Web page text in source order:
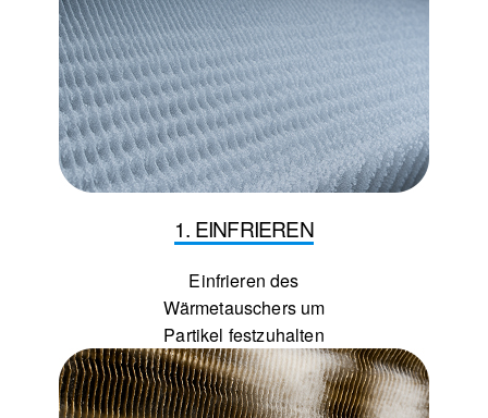
1. EINFRIEREN
Einfrieren des
Wärmetauschers um
Partikel festzuhalten